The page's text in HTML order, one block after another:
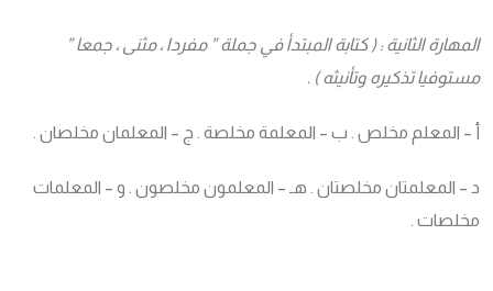
المهارة الثانية : ( كتابة المبتدأ في جملة ” مفردا ، مثنى ، جمعا ”
مستوفيا تذكيره وتأنيثه ) .
أ – المعلم مخلص . ب – المعلمة مخلصة . ج – المعلمان مخلصان .
د – المعلمتان مخلصتان . هـ – المعلمون مخلصون . و – المعلمات
مخلصات .